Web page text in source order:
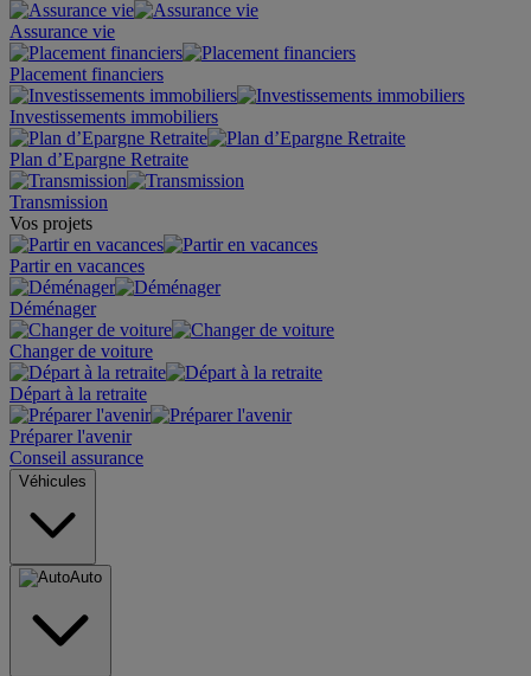
Assurance vie
Placement financiers
Investissements immobiliers
Plan d’Epargne Retraite
Transmission
Vos projets
Partir en vacances
Déménager
Changer de voiture
Départ à la retraite
Préparer l'avenir
Conseil assurance
Véhicules
Auto